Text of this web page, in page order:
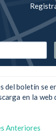
del boletín se
en la web
Anteriores